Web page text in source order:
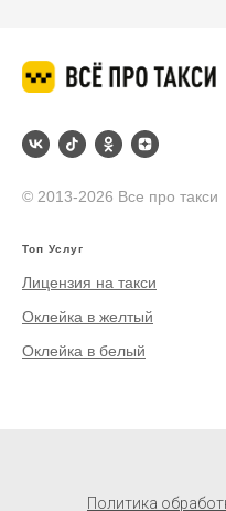
© 2013-2026 Все про такси
Топ Услуг
Лицензия на такси
Оклейка в желтый
Оклейка в белый
Политика